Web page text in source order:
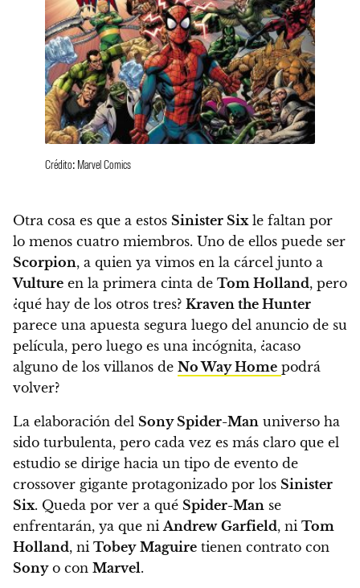
Crédito: Marvel Comics
Otra cosa es que a estos Sinister Six le faltan por
lo menos cuatro miembros. Uno de ellos puede ser
Scorpion, a quien ya vimos en la cárcel junto a
Vulture en la primera cinta de Tom Holland, pero
¿qué hay de los otros tres? Kraven the Hunter
parece una apuesta segura luego del anuncio de su
película, pero luego es una incógnita, ¿acaso
alguno de los villanos de No Way Home podrá
volver?
La elaboración del Sony Spider-Man universo ha
sido turbulenta, pero cada vez es más claro que el
estudio se dirige hacia un tipo de evento de
crossover gigante protagonizado por los Sinister
Six. Queda por ver a qué Spider-Man se
enfrentarán, ya que ni Andrew Garfield, ni Tom
Holland, ni Tobey Maguire tienen contrato con
Sonyo con Marvel.